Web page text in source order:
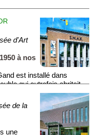
d'Art
à nos
est installé dans
qui autrefois abritait
illustre l'évolution
nos jours. Attention
l'art contemporain. De
surréalisme,
classiques. Depuis les
de la
une